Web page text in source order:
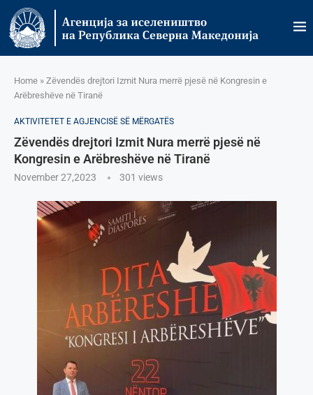
Home » Zëvendës drejtori Izmit Nura merrë pjesë në Kongresin e
Arëbreshëve në Tiranë
AKTIVITETET E AGJENCISË SË МËRGATËS
Zëvendës drejtori Izmit Nura merrë pjesë në
Kongresin e Arëbreshëve në Tiranë
November 27,2023 301 views